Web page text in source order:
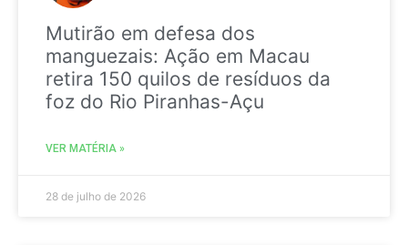
Mutirão em defesa dos
manguezais: Ação em Macau
retira 150 quilos de resíduos da
foz do Rio Piranhas-Açu
VER MATÉRIA »
28 de julho de 2026